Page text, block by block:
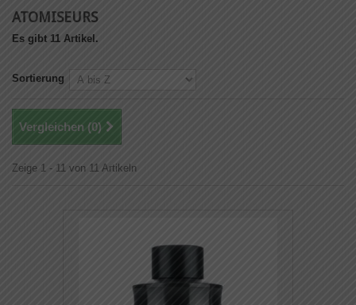
ATOMISEURS
Es gibt 11 Artikel.
Sortierung
Vergleichen (0)
Zeige 1 - 11 von 11 Artikeln